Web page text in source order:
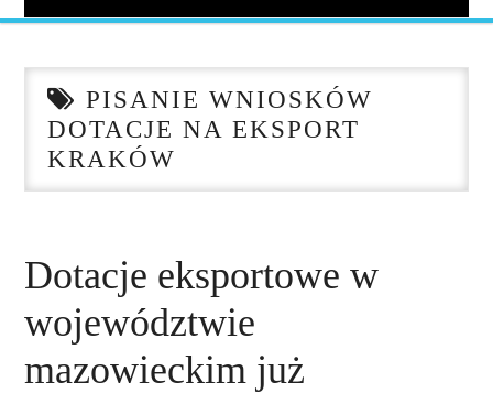
O NAS
NASZE USŁUGI
PLAN ROZWOJU EKSPORTU
PISANIE WNIOSKÓW
DOTACJE NA EKSPORT
KRAKÓW
Dotacje eksportowe w
województwie
mazowieckim już